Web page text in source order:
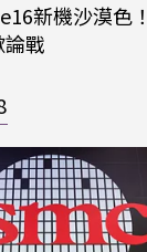
新機沙漠色
戰